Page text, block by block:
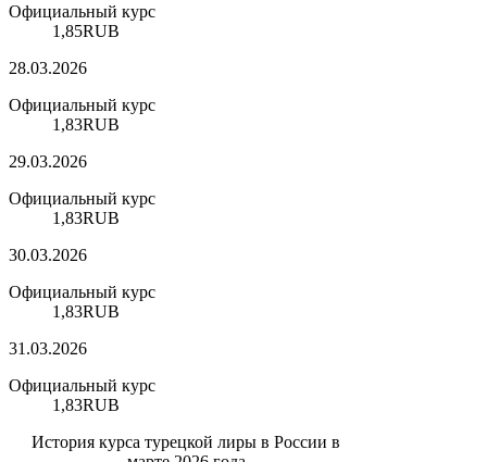
Официальный курс
1,85RUB
28.03.2026
Официальный курс
1,83RUB
29.03.2026
Официальный курс
1,83RUB
30.03.2026
Официальный курс
1,83RUB
31.03.2026
Официальный курс
1,83RUB
История курса турецкой лиры в России в